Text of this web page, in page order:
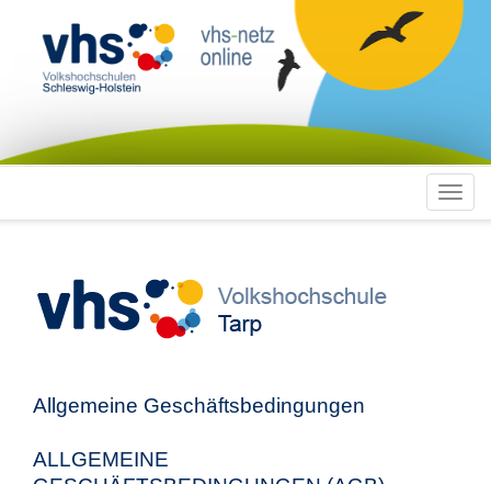
Allgemeine Geschäftsbedingungen
ALLGEMEINE